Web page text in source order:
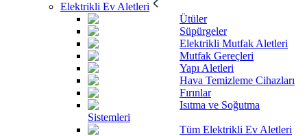
Elektrikli Ev Aletleri
Ütüler
Süpürgeler
Elektrikli Mutfak Aletleri
Mutfak Gereçleri
Yapı Aletleri
Hava Temizleme Cihazları
Fırınlar
Isıtma ve Soğutma
Sistemleri
Tüm Elektrikli Ev Aletleri